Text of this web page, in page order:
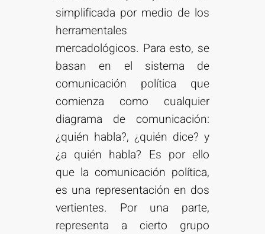
simplificada por medio de los
herramentales
mercadológicos. Para esto, se
basan en el sistema de
comunicación política que
comienza como cualquier
diagrama de comunicación:
¿quién habla?, ¿quién dice? y
¿a quién habla? Es por ello
que la comunicación política,
es una representación en dos
vertientes. Por una parte,
representa a cierto grupo